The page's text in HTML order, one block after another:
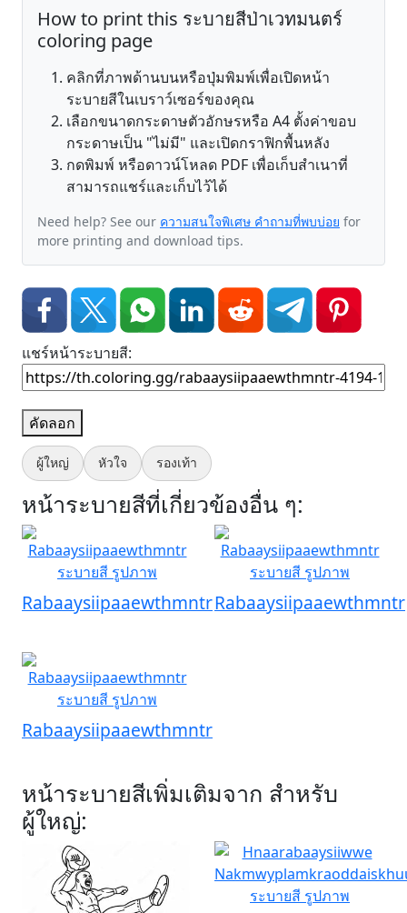
How to print this ระบายสีป่าเวทมนตร์
coloring page
คลิกที่ภาพด้านบนหรือปุ่มพิมพ์เพื่อเปิดหน้า
ระบายสีในเบราว์เซอร์ของคุณ
เลือกขนาดกระดาษตัวอักษรหรือ A4 ตั้งค่าขอบ
กระดาษเป็น "ไม่มี" และเปิดกราฟิกพื้นหลัง
กดพิมพ์ หรือดาวน์โหลด PDF เพื่อเก็บสำเนาที่
สามารถแชร์และเก็บไว้ได้
Need help? See our ความสนใจพิเศษ คำถามที่พบบ่อย for
more printing and download tips.
แชร์หน้าระบายสี:
คัดลอก
ผู้ใหญ่ หัวใจ รองเท้า
หน้าระบายสีที่เกี่ยวข้องอื่น ๆ:
RabaaysiipaaewthmntrRabaaysiipaaewthmntr
Rabaaysiipaaewthmntr
หน้าระบายสีเพิ่มเติมจาก สำหรับ
ผู้ใหญ่: